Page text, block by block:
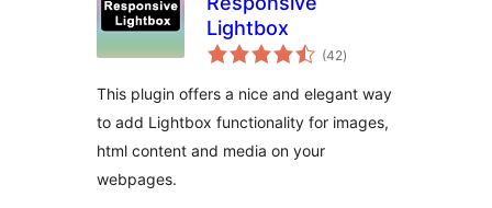
Lightbox
(42total
de
)
This plugin offers a nice and elegant way
to add Lightbox functionality for images,
html content and media on your
webpages.